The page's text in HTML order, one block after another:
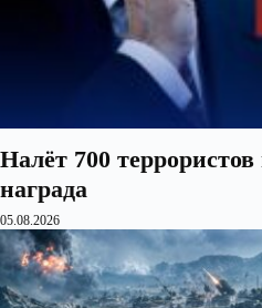
Налёт 700
награда
05.08.2026